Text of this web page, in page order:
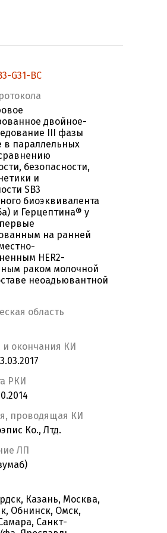
G31-BC
двойное-
III фазы
в параллельных
безопасности,
и
SB3
биоэквивалента
и Герцептина® у
на ранней
HER2-
раком молочной
неоадьювантной
область
и окончания КИ
РКИ
проводящая КИ
Ко., Лтд.
ЛП
Казань, Москва,
Обнинск, Омск,
Санкт-